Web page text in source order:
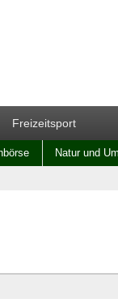
Freizeitsport
Natur und